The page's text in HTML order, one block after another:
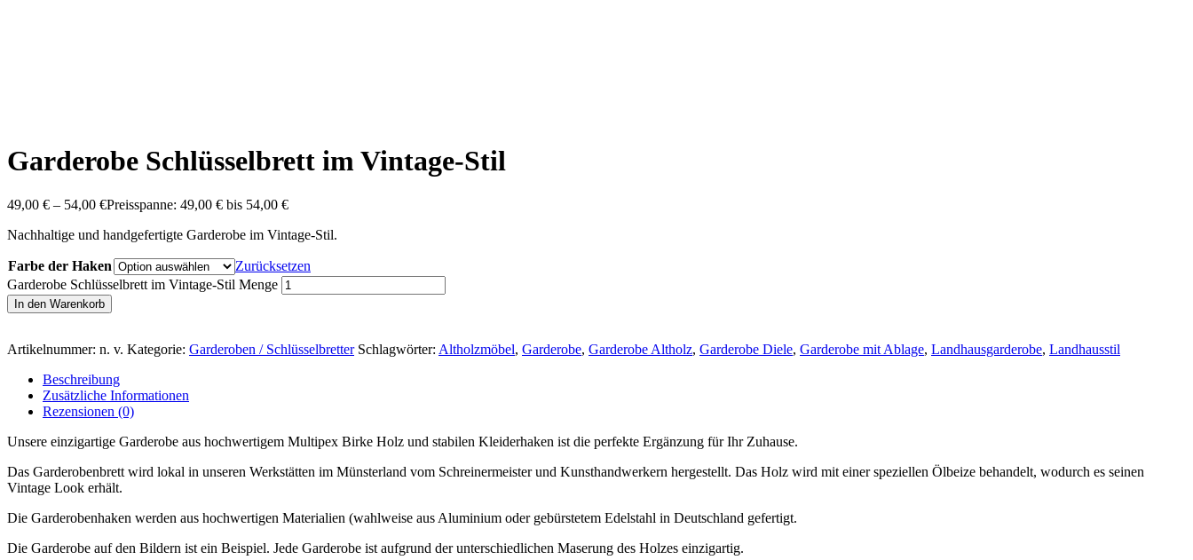
Garderobe Schlüsselbrett im Vintage-Stil
49,00 € – 54,00 €Preisspanne: 49,00 € bis 54,00 €
Nachhaltige und handgefertigte Garderobe im Vintage-Stil.
Farbe der Haken
Zurücksetzen
Garderobe Schlüsselbrett im Vintage-Stil Menge
In den Warenkorb
Artikelnummer: n. v. Kategorie: Garderoben / Schlüsselbretter Schlagwörter: Altholzmöbel, Garderobe, Garderobe Altholz, Garderobe Diele, Garderobe mit Ablage, Landhausgarderobe, Landhausstil
Beschreibung
Zusätzliche Informationen
Rezensionen (0)
Unsere einzigartige Garderobe aus hochwertigem Multipex Birke Holz und stabilen Kleiderhaken ist die perfekte Ergänzung für Ihr Zuhause.
Das Garderobenbrett wird lokal in unseren Werkstätten im Münsterland vom Schreinermeister und Kunsthandwerkern hergestellt. Das Holz wird mit einer speziellen Ölbeize behandelt, wodurch es seinen
Vintage Look erhält.
Die Garderobenhaken werden aus hochwertigen Materialien (wahlweise aus Aluminium oder gebürstetem Edelstahl in Deutschland gefertigt.
Die Garderobe auf den Bildern ist ein Beispiel. Jede Garderobe ist aufgrund der unterschiedlichen Maserung des Holzes einzigartig.